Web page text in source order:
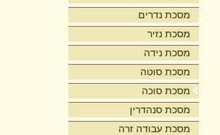
מסכת נדרים
מסכת נזיר
מסכת נידה
מסכת סוטה
מסכת סוכה
מסכת סנהדרין
מסכת עבודה זרה